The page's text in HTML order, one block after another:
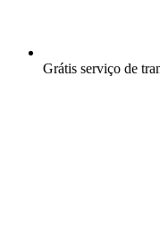
Grátis serviço de